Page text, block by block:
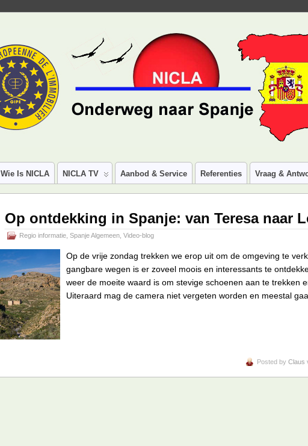
Wie Is NICLA NICLA TV Aanbod & Service Referenties Vraag &
Op ontdekking in Spanje: van Teresa naar
Regio informatie Spanje Algemeen Video-blog
Op de vrije zondag trekken we erop uit om de omgeving te
gangbare wegen is er zoveel moois en interessants te
weer de moeite waard is om stevige schoenen aan te trekken
Uiteraard mag de camera niet vergeten worden en meestal
Posted by Claus